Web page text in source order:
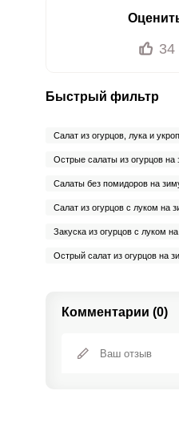
34
Быстрый фильтр
Салат из огурцов, лука и
Острые салаты из огурцов на
Салаты без помидоров на
Салат из огурцов с луком на
Закуска из огурцов с луком
Острый салат из огурцов на
Комментарии (0)